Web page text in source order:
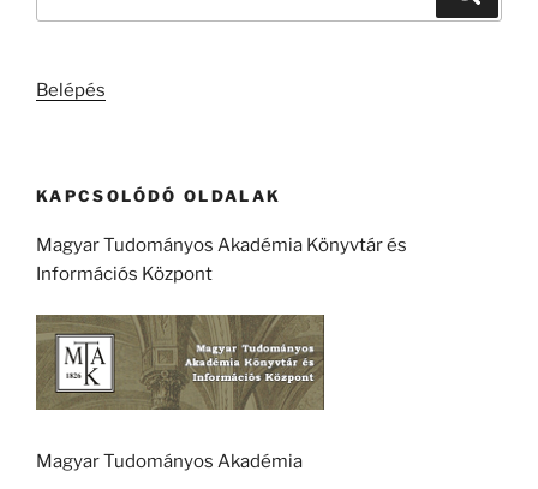
Belépés
KAPCSOLÓDÓ OLDALAK
Magyar Tudományos Akadémia Könyvtár és
Információs Központ
Magyar Tudományos Akadémia